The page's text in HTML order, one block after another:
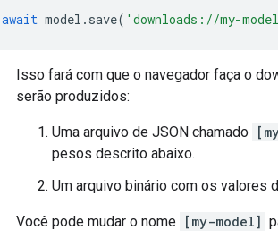
await model . save( 'downloads://my-
Isso fará com que o navegador faça o
serão produzidos:
Uma arquivo de JSON chamado
pesos descrito abaixo.
Um arquivo binário com os valores
Você pode mudar o nome [my-model]